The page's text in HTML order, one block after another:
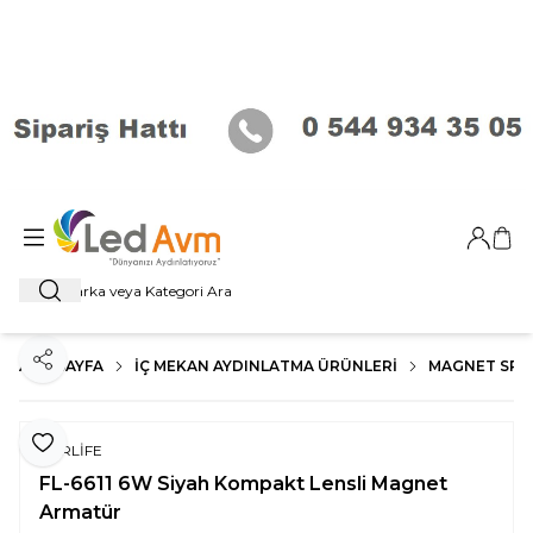
Ara
Giriş
ANA SAYFA İÇ MEKAN AYDINLATMA ÜRÜNLERI MAGNET
Favoriye Ekle
Paylaş
FORLİFE
FL-6611 6W Siyah Kompakt Lensli Magnet
Armatür